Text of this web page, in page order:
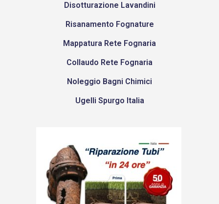
Disotturazione Lavandini
Risanamento Fognature
Mappatura Rete Fognaria
Collaudo Rete Fognaria
Noleggio Bagni Chimici
Ugelli Spurgo Italia